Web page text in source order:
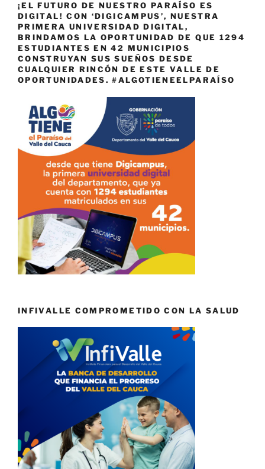
¡EL FUTURO DE NUESTRO PARAÍSO ES
DIGITAL! CON ‘DIGICAMPUS’, NUESTRA
PRIMERA UNIVERSIDAD DIGITAL,
BRINDAMOS LA OPORTUNIDAD DE QUE 1294
ESTUDIANTES EN 42 MUNICIPIOS
CONSTRUYAN SUS SUEÑOS DESDE
CUALQUIER RINCÓN DE ESTE VALLE DE
OPORTUNIDADES. #ALGOTIENEELPARAÍSO
INFIVALLE COMPROMETIDO CON LA SALUD